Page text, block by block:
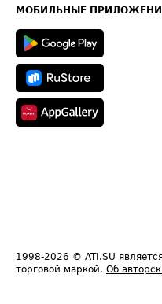
Техническая информация
МОБИЛЬНЫЕ
1998-2026 © ATI.SU
торговой маркой. Об